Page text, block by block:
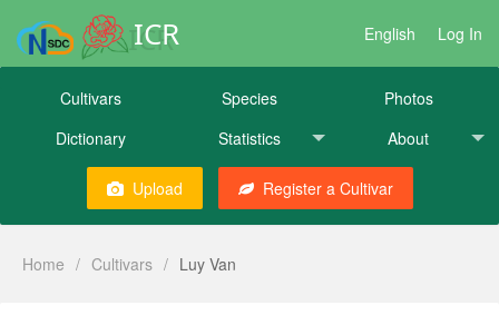
ICR English Log In
Cultivars Species
Photos
Dictionary
Statistics About
Upload Register a Cultivar
Home / Cultivars / Luy Van